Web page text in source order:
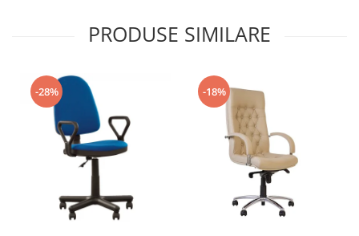
PRODUSE SIMILARE
-28% -18%